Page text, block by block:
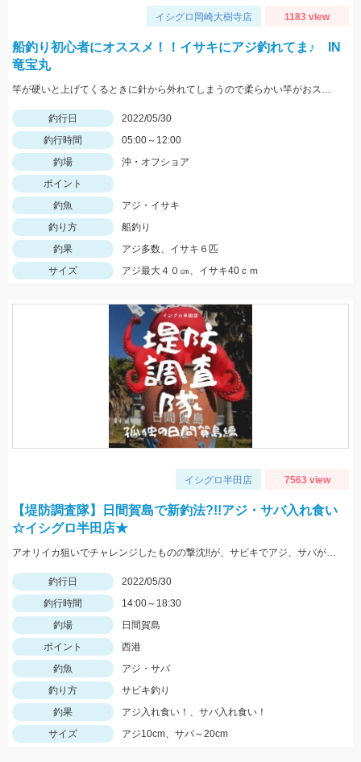
イシグロ岡崎大樹寺店 1183 view
船釣り初心者にオススメ！！イサキにアジ釣れてま♪ IN
竜宝丸
竿が硬いと上げてくるときに針から外れてしまうので柔らかい竿がおススメです！
釣行日
2022/05/30
釣行時間
05:00～12:00
釣場
沖・オフショア
ポイント
釣魚
アジ・イサキ
釣り方
船釣り
釣果
アジ多数、イサキ６匹
サイズ
アジ最大４０㎝、イサキ40ｃｍ
イシグロ半田店 7563 view
【堤防調査隊】日間賀島で新釣法?!!アジ・サバ入れ食い
☆イシグロ半田店★
アオリイカ狙いでチャレンジしたものの撃沈!!が、サビキでアジ、サバが入れ食い!!豆アジマッチとサビキ三昧をお忘れなく!
釣行日
2022/05/30
釣行時間
14:00～18:30
釣場
日間賀島
ポイント
西港
釣魚
アジ・サバ
釣り方
サビキ釣り
釣果
アジ入れ食い！、サバ入れ食い！
サイズ
アジ10cm、サバ～20cm